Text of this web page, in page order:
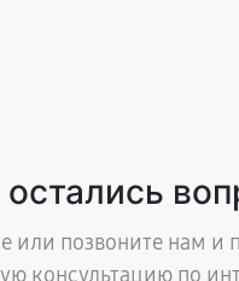
остались
или позвоните нам и
консультацию по